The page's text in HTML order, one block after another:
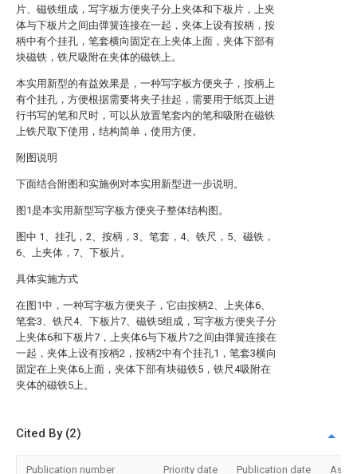
片、磁铁组成，写字板方便夹子分上夹体和下板片，上夹
体与下板片之间由弹簧连接在一起，夹体上设有按柄，按
柄中有个挂孔，笔套横向固定在上夹体上面，夹体下部有
块磁铁，铁尺吸附在夹体的磁铁上。
本实用新型的有益效果是，一种写字板方便夹子，按柄上
有个挂孔，方便根据需要将夹子挂起，需要用于纸页上进
行书写的笔和尺时，可以从放置笔套内的笔和吸附在磁铁
上铁尺取下使用，结构简单，使用方便。
附图说明
下面结合附图和实施例对本实用新型进一步说明。
图1是本实用新型写字板方便夹子整体结构图。
图中 1、挂孔，2、按柄，3、笔套，4、铁尺，5、磁铁，
6、上夹体，7、下板片。
具体实施方式
在图1中，一种写字板方便夹子，它由按柄2、上夹体6、
笔套3、铁尺4、下板片7、磁铁5组成，写字板方便夹子分
上夹体6和下板片7，上夹体6与下板片7之间由弹簧连接在
一起，夹体上设有按柄2，按柄2中有个挂孔1，笔套3横向
固定在上夹体6上面，夹体下部有块磁铁5，铁尺4吸附在
夹体的磁铁5上。
Cited By (2)
Publication number Priority date Publication date